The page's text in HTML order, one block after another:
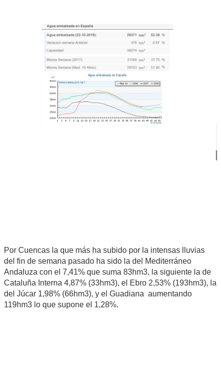
Por Cuencas la que más ha subido por la intensas lluvias
del fin de semana pasado ha sido la del Mediterráneo
Andaluza con el 7,41% que suma 83hm3, la siguiente la de
Cataluña Interna 4,87% (33hm3), el Ebro 2,53% (193hm3), la
del Júcar 1,98% (66hm3), y el Guadiana aumentando
119hm3 lo que supone el 1,28%.